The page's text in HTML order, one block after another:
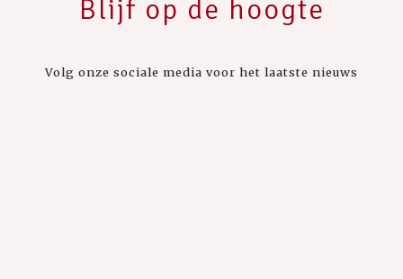
Blijf op de hoogte
Volg onze sociale media voor het laatste nieuws